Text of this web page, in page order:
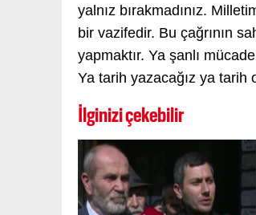
yalnız bırakmadınız.
bir vazifedir. Bu çağrının
yapmaktır. Ya şanlı
Ya tarih yazacağız ya tarih
İlginizi çekebilir